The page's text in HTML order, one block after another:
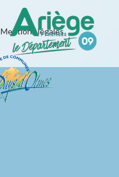
Mentions légales